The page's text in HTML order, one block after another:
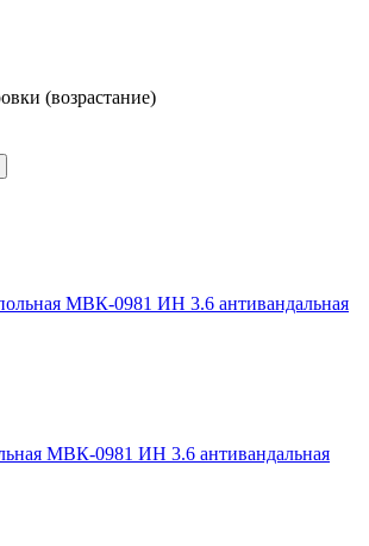
(возрастание)
МВК-0981 ИН 3.6 антивандальная